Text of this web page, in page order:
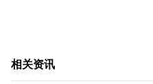
相关资讯